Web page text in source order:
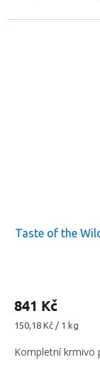
Taste of the
841 Kč
Měrná
150,18 Kč / 1 kg
Kompletní krmivo